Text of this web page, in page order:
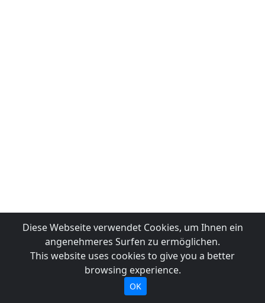
Diese Webseite verwendet Cookies, um Ihnen ein
angenehmeres Surfen zu ermöglichen.
This website uses cookies to give you a better
browsing experience.
OK